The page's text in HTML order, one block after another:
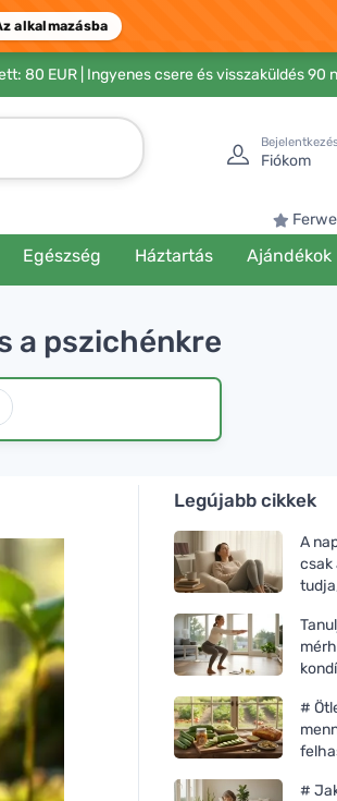
alkalmazásba
80 EUR | Ingyenes csere és visszaküldés 90
Fiókom
Egészség Háztartás Ajándékok
a pszichénkre
Legújabb cikkek
A
csak
#
#